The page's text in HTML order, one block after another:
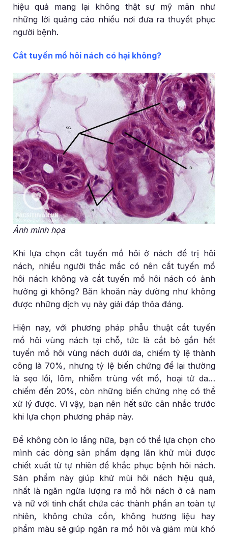
hiệu quả mang lại không thật sự mỹ mãn như
những lời quảng cáo nhiều nơi đưa ra thuyết phục
người bệnh.
Cắt tuyến mồ hôi nách có hại không?
Ảnh minh họa
Khi lựa chọn cắt tuyến mồ hôi ở nách để trị hôi
nách, nhiều người thắc mắc có nên cắt tuyến mồ
hôi nách không và cắt tuyến mồ hôi nách có ảnh
hưởng gì không? Băn khoăn này dường như không
được những dịch vụ này giải đáp thỏa đáng.
Hiện nay, với phương pháp phẫu thuật cắt tuyến
mồ hôi vùng nách tại chỗ, tức là cắt bỏ gần hết
tuyến mồ hôi vùng nách dưới da, chiếm tỷ lệ thành
công là 70%, nhưng tỷ lệ biến chứng để lại thường
là sẹo lồi, lõm, nhiễm trùng vết mổ, hoại tử da…
chiếm đến 20%, còn những biến chứng nhẹ có thể
xử lý được. Vì vậy, bạn nên hết sức cân nhắc trước
khi lựa chọn phương pháp này.
Để không còn lo lắng nữa, bạn có thể lựa chọn cho
mình các dòng sản phẩm dạng lăn khử mùi được
chiết xuất từ tự nhiên để khắc phục bệnh hôi nách.
Sản phẩm này giúp khử mùi hôi nách hiệu quả,
nhất là ngăn ngừa lượng ra mồ hôi nách ở cả nam
và nữ với tinh chất chứa các thành phần an toàn tự
nhiên, không chứa cồn, không hương liệu hay
phẩm màu sẽ giúp ngăn ra mồ hôi và giảm mùi khó